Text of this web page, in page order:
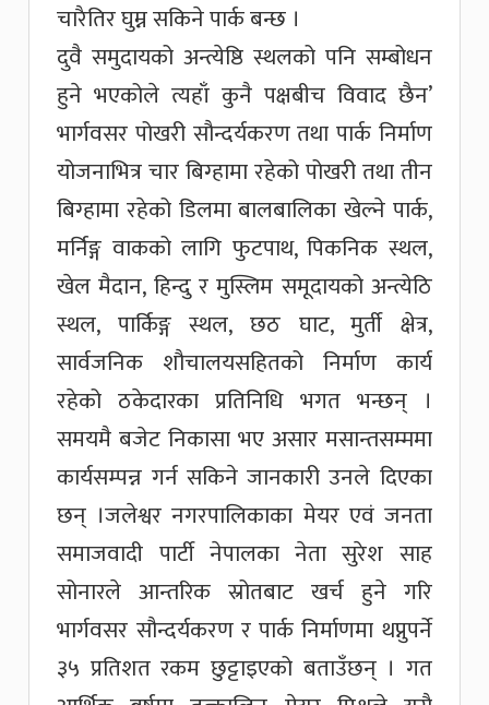
चारैतिर घुम्न सकिने पार्क बन्छ ।
दुवै समुदायको अन्त्येष्ठि स्थलको पनि सम्बोधन
हुने भएकोले त्यहाँ कुनै पक्षबीच विवाद छैन’
भार्गवसर पोखरी सौन्दर्यकरण तथा पार्क निर्माण
योजनाभित्र चार बिग्हामा रहेको पोखरी तथा तीन
बिग्हामा रहेको डिलमा बालबालिका खेल्ने पार्क,
मर्निङ्ग वाकको लागि फुटपाथ, पिकनिक स्थल,
खेल मैदान, हिन्दु र मुस्लिम समूदायको अन्त्येठि
स्थल, पार्किङ्ग स्थल, छठ घाट, मुर्ती क्षेत्र,
सार्वजनिक शौचालयसहितको निर्माण कार्य
रहेको ठकेदारका प्रतिनिधि भगत भन्छन् ।
समयमै बजेट निकासा भए असार मसान्तसम्ममा
कार्यसम्पन्न गर्न सकिने जानकारी उनले दिएका
छन् ।जलेश्वर नगरपालिकाका मेयर एवं जनता
समाजवादी पार्टी नेपालका नेता सुरेश साह
सोनारले आन्तरिक स्रोतबाट खर्च हुने गरि
भार्गवसर सौन्दर्यकरण र पार्क निर्माणमा थप्नुपर्ने
३५ प्रतिशत रकम छुट्टाइएको बताउँछन् । गत